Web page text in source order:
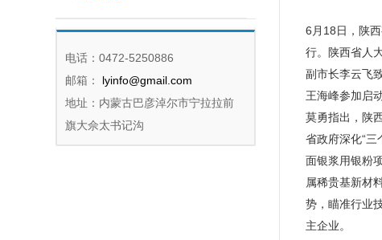
电话：0472-5250886
邮箱：
lyinfo@gmail.com
地址：内蒙古巴彦淖尔市宁拉拉前
旗大佘太书记沟
6月18日，陕
行。陕西省人
副市长李云飞
王海峰参加启
莫勇指出，陕
省政府深化“
面银浆用银粉
属稀贵基新材
势，瞄准行业
主企业。